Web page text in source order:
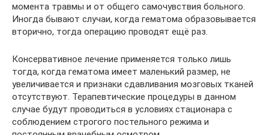
момента травмы и от общего самочувствия больного.
Иногда бывают случаи, когда гематома образовывается
вторично, тогда операцию проводят ещё раз.
Консервативное лечение применяется только лишь
тогда, когда гематома имеет маленький размер, не
увеличивается и признаки сдавливания мозговых тканей
отсутствуют. Терапевтические процедуры в данном
случае будут проводиться в условиях стационара с
соблюдением строгого постельного режима и